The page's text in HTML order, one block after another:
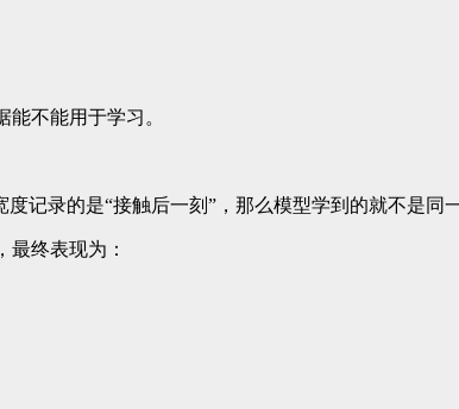
能不能用于学习。
记录的是“接触后一刻”，那么模型学到的就不是同
终表现为：